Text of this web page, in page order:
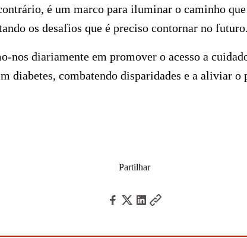
é um marco para iluminar o caminho que
os desafios que é preciso contornar no futuro.
nos diariamente em promover o acesso a
diabetes, combatendo disparidades e a aliviar o
Partilhar